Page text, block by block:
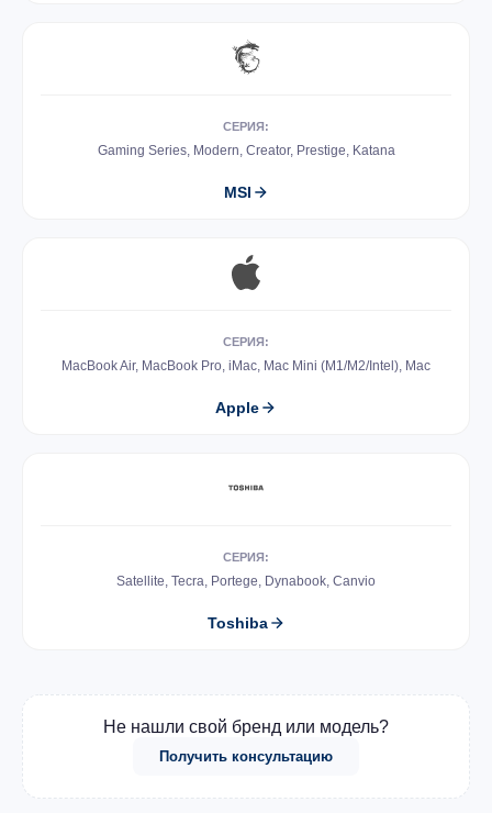
СЕРИЯ:
Gaming Series, Modern, Creator, Prestige, Katana
MSI
СЕРИЯ:
MacBook Air, MacBook Pro, iMac, Mac Mini (M1/M2/Intel), Mac
Apple
СЕРИЯ:
Satellite, Tecra, Portege, Dynabook, Canvio
Toshiba
Не нашли свой бренд или модель?
Получить консультацию